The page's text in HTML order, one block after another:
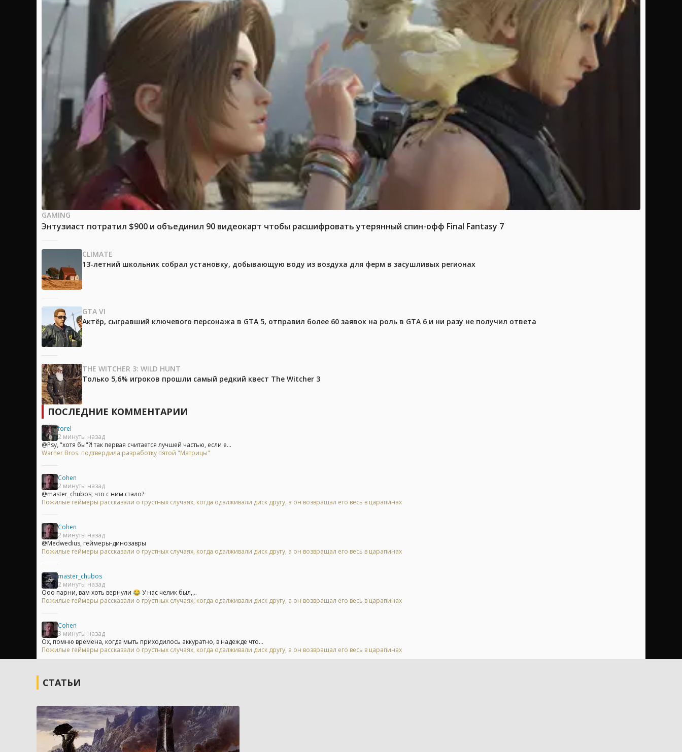
GAMING
Энтузиаст потратил $900 и объединил 90 видеокарт чтобы расшифровать утерянный спин-офф Final Fantasy 7
CLIMATE
13-летний школьник собрал установку, добывающую воду из воздуха для ферм в засушливых регионах
GTA VI
Актёр, сыгравший ключевого персонажа в GTA 5, отправил более 60 заявок на роль в GTA 6 и ни разу не получил ответа
THE WITCHER 3: WILD HUNT
Только 5,6% игроков прошли самый редкий квест The Witcher 3
ПОСЛЕДНИЕ КОММЕНТАРИИ
forel
2 минуты назад
@Psy, "хотя бы"?! так первая считается лучшей частью, если е...
Warner Bros. подтвердила разработку пятой "Матрицы"
Cohen
2 минуты назад
@master_chubos, что с ним стало?
Пожилые геймеры рассказали о грустных случаях, когда одалживали диск другу, а он возвращал его весь в царапинах
Cohen
2 минуты назад
@Medwedius, геймеры-динозавры
Пожилые геймеры рассказали о грустных случаях, когда одалживали диск другу, а он возвращал его весь в царапинах
master_chubos
2 минуты назад
Ооо парни, вам хоть вернули 😂 У нас челик был,...
Пожилые геймеры рассказали о грустных случаях, когда одалживали диск другу, а он возвращал его весь в царапинах
Cohen
3 минуты назад
Ох, помню времена, когда мыть приходилось аккуратно, в надежде что...
Пожилые геймеры рассказали о грустных случаях, когда одалживали диск другу, а он возвращал его весь в царапинах
СТАТЬИ